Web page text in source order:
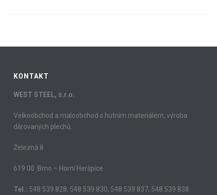
KONTAKT
WEST STEEL, s.r.o.
Velkoobchod a maloobchod s hutním materiálem, výroba
děrovaných plechů.
Železná 8
619 00 Brno – Horní Heršpice
Tel.: 548 539 828, 548 539 830, 548 539 837, 548 539 838